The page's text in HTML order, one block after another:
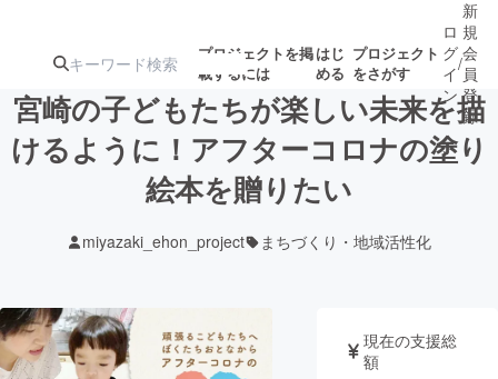
プロジェクトを掲
載するには
はじ
める
プロジェクト
をさがす
注目のリ 注目の新着プロ
ジェクト
募集終了が近いプ
テクノロジー・ガジェット
ロ
グ
イ
ン
/
新
規
会
員
登
録
宮崎の子どもたちが楽しい未来を描
けるように！アフターコロナの塗り
絵本を贈りたい
miyazaki_ehon_project まちづくり・地域活性化
現在の支援総
額